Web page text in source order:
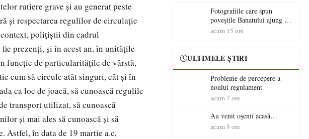
rutiere grave și au generat peste
și respectarea regulilor de circulație
polițiștii din cadrul
prezenți, și în acest an, în unitățile
funcție de particularitățile de vârstă,
cum să circule atât singuri, cât și în
ca loc de joacă, să cunoască regulile
transport utilizat, să cunoască
și mai ales să cunoască și să
Astfel, în data de 19 martie a.c,
tabăra de vară
Fotografiile care spun
poveștile Banatului ajung la
Muzeul de Artă Satu Mare
acum 15 ore
ULTIMELE ȘTIRI
Probleme de percepere a
noului regulament
acum 7 ore
Au venit oșenii acasă…
acum 9 ore